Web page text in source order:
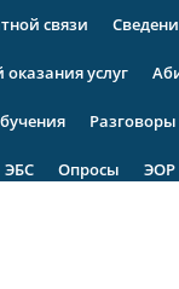
связи
услуг
ЭБС Опросы ЭОР